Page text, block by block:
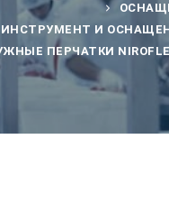
ИНСТРУМЕНТ И
ПЕРЧАТКИ